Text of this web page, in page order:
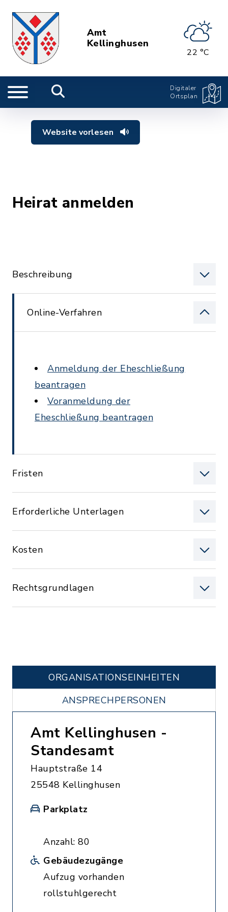
Amt
Kellinghusen
22 °C
Digitaler
Ortsplan
Website vorlesen
Heirat anmelden
Beschreibung
Online-Verfahren
Anmeldung der Eheschließung
beantragen
Voranmeldung der
Eheschließung beantragen
Fristen
Erforderliche Unterlagen
Kosten
Rechtsgrundlagen
ORGANISATIONS­EINHEITEN
ANSPRECHPERSONEN
Amt Kellinghusen -
Standesamt
Hauptstraße 14
25548 Kellinghusen
Parkplatz
Anzahl: 80
Gebäudezugänge
Aufzug vorhanden
rollstuhlgerecht